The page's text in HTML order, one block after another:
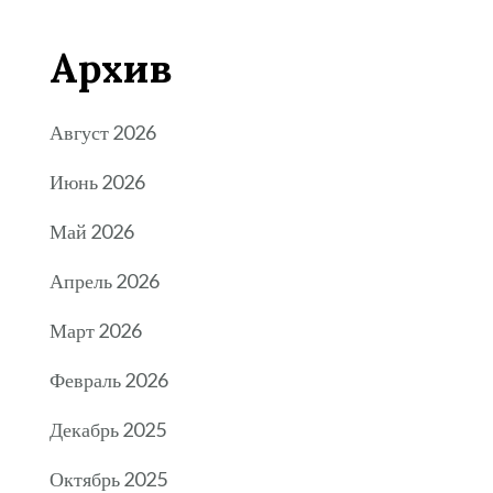
Архив
Август 2026
Июнь 2026
Май 2026
Апрель 2026
Март 2026
Февраль 2026
Декабрь 2025
Октябрь 2025